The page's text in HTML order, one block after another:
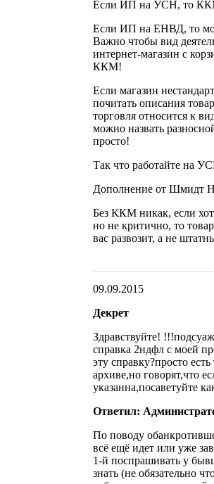
Если ИП на УСН, то ККМ
Если ИП на ЕНВД, то
Важно чтобы вид
интернет-магазин с
ККМ!
Если магазин
почитать описания
торговля относится к
можно назвать
просто!
Так что работайте на
Дополнение от Шмидт
Без ККМ никак, если
но не критично, то
вас развозит, а не
09.09.2015
Декрет
Здравствуйте!
справка 2ндфл с моей
эту справку?просто
архиве,но говорят,что
указанна,посаветуйте
Ответил:
По поводу
всё ещё идет или уже
1-й поспрашивать у
знать (не обязательно